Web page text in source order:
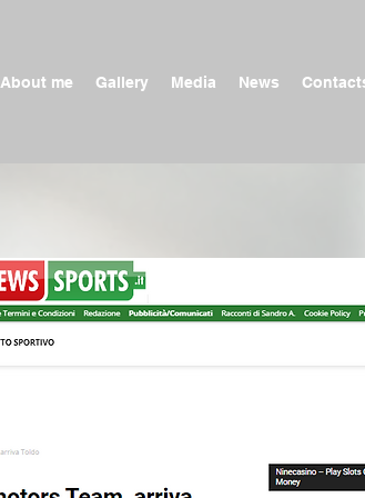
About me Gallery Media News